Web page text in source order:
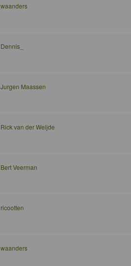
waanders
Dennis_
Jurgen Maassen
Rick van der Weijde
Bert Veerman
ricootten
waanders